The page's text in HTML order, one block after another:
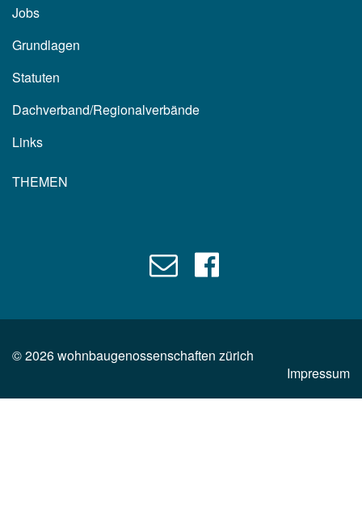
Jobs
Grundlagen
Statuten
Dachverband/Regionalverbände
Links
THEMEN
©2026wohnbaugenossenschaften zürich
Impressum